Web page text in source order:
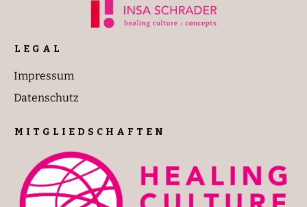
LEGAL
Impressum
Datenschutz
MITGLIEDSCHAFTEN